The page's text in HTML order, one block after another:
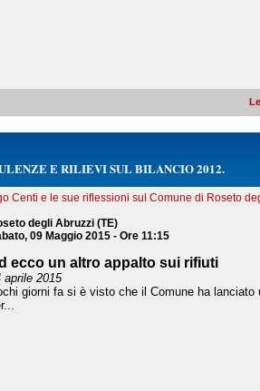
E RILIEVI SUL BILANCIO 2012.
Centi e le sue riflessioni sul Comune di Roseto
degli Abruzzi (TE)
09 Maggio 2015 - Ore 11:15
ecco un altro appalto sui rifiuti
aprile 2015
giorni fa si è visto che il Comune ha lanciato